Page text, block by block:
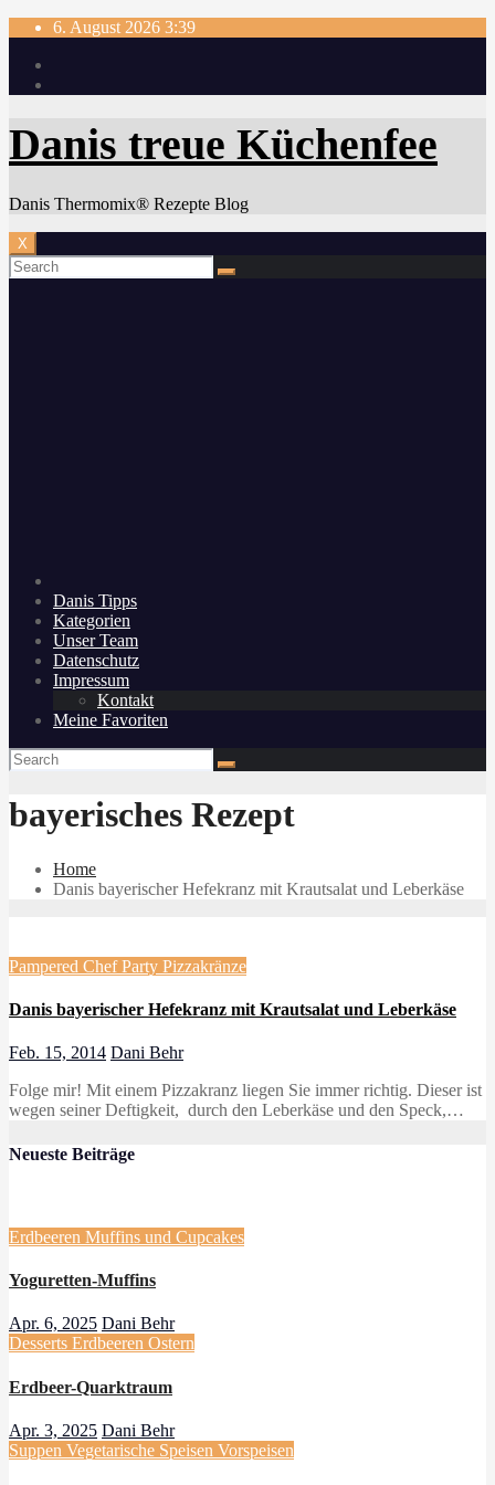
Skip
content
6. August 2026 3:39
Danis treue Küchenfee
Danis Thermomix® Rezepte Blog
X
Danis Tipps
Kategorien
Unser Team
Datenschutz
Impressum
Kontakt
Meine Favoriten
bayerisches Rezept
Home
Danis bayerischer Hefekranz mit Krautsalat und Leberkäse
Pampered ChefParty Pizzakränze
Danis bayerischer Hefekranz mit Krautsalat und Leberkäse
Feb. 15, 2014 Dani Behr
Folge mir! Mit einem Pizzakranz liegen Sie immer richtig. Dieser ist
wegen seiner Deftigkeit, durch den Leberkäse und den Speck,…
Neueste Beiträge
Erdbeeren Muffins und Cupcakes
Yoguretten-Muffins
Apr. 6, 2025 Dani Behr
Desserts Erdbeeren Ostern
Erdbeer-Quarktraum
Apr. 3, 2025 Dani Behr
Suppen Vegetarische Speisen Vorspeisen